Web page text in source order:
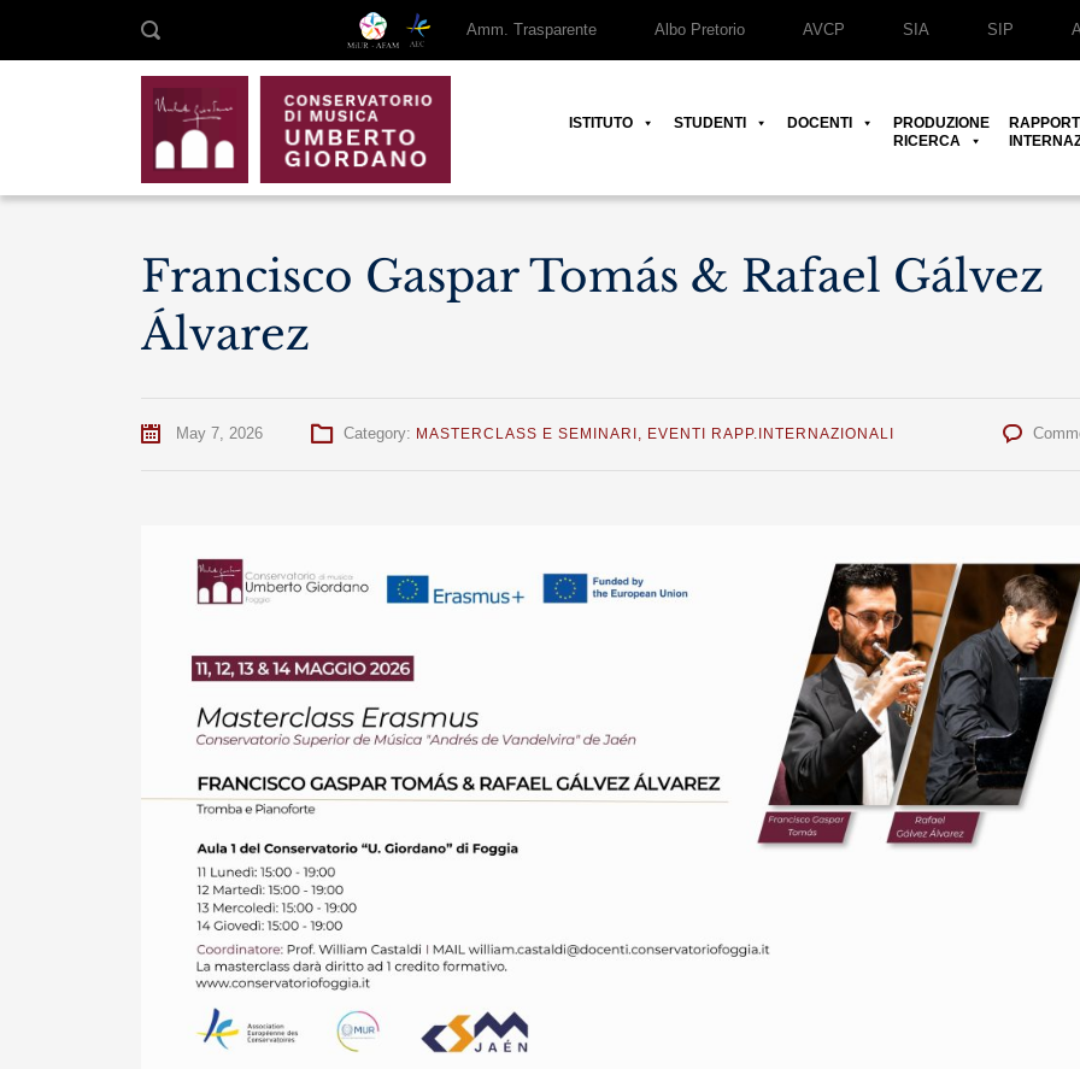
Amm. Trasparente Albo Pretorio AVCP SIA SIP
ISTITUTO STUDENTI DOCENTI
PRODUZIONE
RICERCA
Francisco Gaspar Tomás & Rafael Gálvez
Álvarez
May 7, 2026 Category: MASTERCLASS E SEMINARI , EVENTI RAPP.INTERNAZIONALI